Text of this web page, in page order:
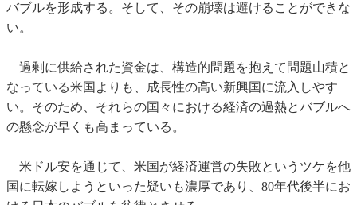
バブルを形成する。そして、その崩壊は避けることができな
い。
過剰に供給された資金は、構造的問題を抱えて問題山積と
なっている米国よりも、成長性の高い新興国に流入しやす
い。そのため、それらの国々における経済の過熱とバブルへ
の懸念が早くも高まっている。
米ドル安を通じて、米国が経済運営の失敗というツケを他
国に転嫁しようといった疑いも濃厚であり、80年代後半にお